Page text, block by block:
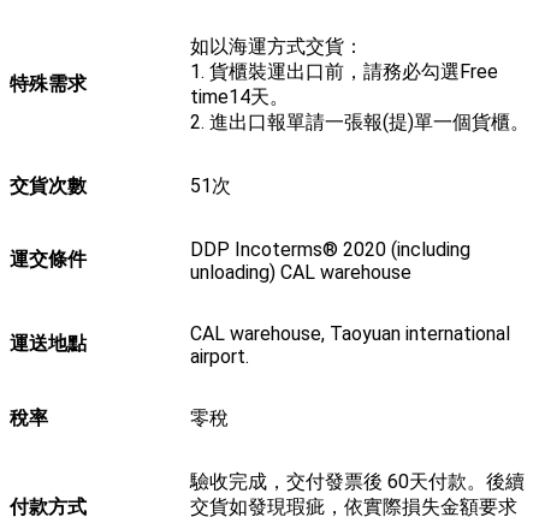
特殊需求
如以海運方式交貨：
1. 貨櫃裝運出口前，請務必勾選Free
time14天。
2. 進出口報單請一張報(提)單一個貨櫃。
交貨次數 51次
運交條件
DDP Incoterms® 2020 (including
unloading) CAL warehouse
運送地點
CAL warehouse, Taoyuan international
airport.
稅率 零稅
付款方式
驗收完成，交付發票後 60天付款。後續
交貨如發現瑕疵，依實際損失金額要求